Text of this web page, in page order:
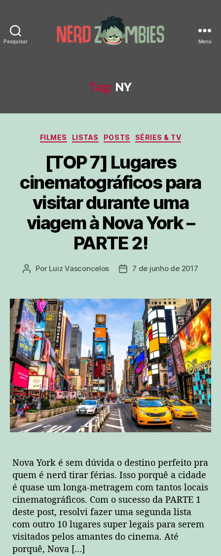
Pesquisar Menu
Tag: NY
Categorias
FILMES LISTAS POSTS SÉRIES & TV
[TOP 7] Lugares
cinematográficos para
visitar durante uma
viagem à Nova York –
PARTE 2!
Autor
Por Luiz Vasconcelos
Data7 de junho de 2017
Nova York é sem dúvida o destino perfeito pra
quem é nerd tirar férias. Isso porquê a cidade
é quase um longa-metragem com tantos locais
cinematográficos. Com o sucesso da PARTE 1
deste post, resolvi fazer uma segunda lista
com outro 10 lugares super legais para serem
visitados pelos amantes do cinema. Até
porquê, Nova […]